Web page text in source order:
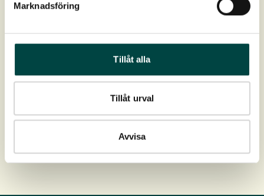
Marknadsföring
Tillåt alla
Tillåt urval
Avvisa
I hele landet
Sumpzone, stillestående vand
Download
Plante- og plejevejledning